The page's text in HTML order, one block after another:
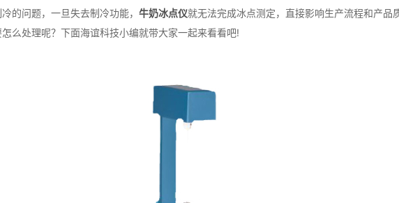
的问题，一旦失去制冷功能，牛奶冰点仪就无法完成冰点测定，直接影响生产流程和产品
么处理呢？下面海谊科技小编就带大家一起来看看吧!